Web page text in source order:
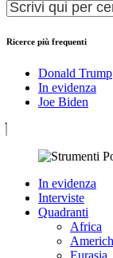
Ricerce più frequenti
Donald Trump
In evidenza
Joe Biden
In evidenza
Interviste
Quadranti
Africa
Eurasia